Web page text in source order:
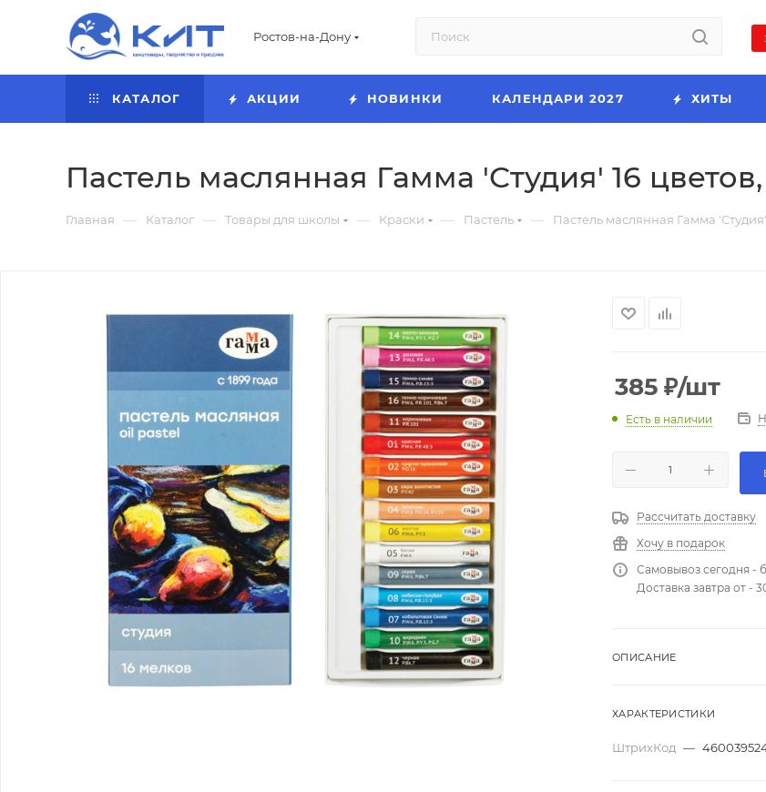
Ростов-на-Дону
КАТАЛОГ АКЦИИ НОВИНКИ КАЛЕНДАРИ 2027 ХИТЫ
Пастель маслянная Гамма 'Студия' 16 цветов,
Главная — Каталог — Товары для школы — Краски — Пастель — Пастель маслянная Гамма
385 ₽/шт
Есть в наличии
Рассчитать доставку
Хочу в подарок
Самовывоз сегодня -
Доставка завтра от -
ОПИСАНИЕ
ХАРАКТЕРИСТИКИ
ШтрихКод —